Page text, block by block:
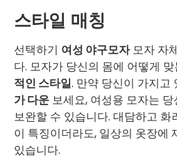
스타일 매칭
선택하기 여성 야구모자모자 자
다. 모자가 당신의 몸에 어떻게
적인 스타일. 만약 당신이 가지고
가 다운 보세요, 여성용 모자는
보완할 수 있습니다. 대담하고 화
이 특징이더라도, 일상의 옷장에
있습니다.